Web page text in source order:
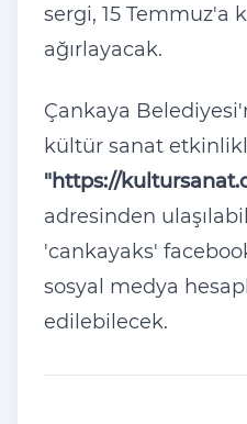
sergi, 15 Temmuz'a
ağırlayacak.
Çankaya
kültür sanat
"https://
adresinden
'cankayaks'
sosyal medya
edilebilecek.